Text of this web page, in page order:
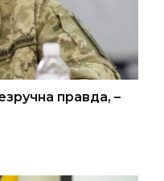
правда, –